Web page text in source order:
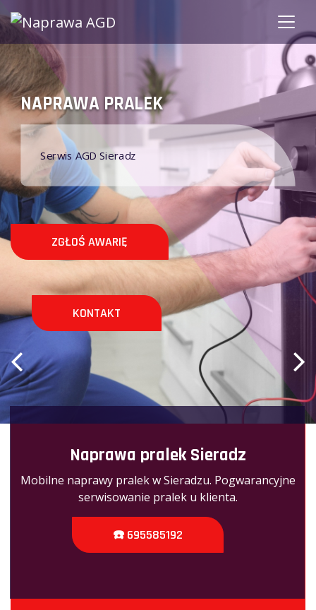
NAPRAWA PRALEK
Serwis AGD Sieradz
ZGŁOŚ AWARIĘ
KONTAKT
Naprawa pralek Sieradz
Mobilne naprawy pralek w Sieradzu. Pogwarancyjne
serwisowanie pralek u klienta.
☎️ 695585192